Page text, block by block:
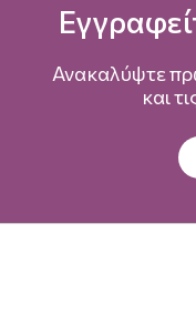
Ανακαλύψτε
και